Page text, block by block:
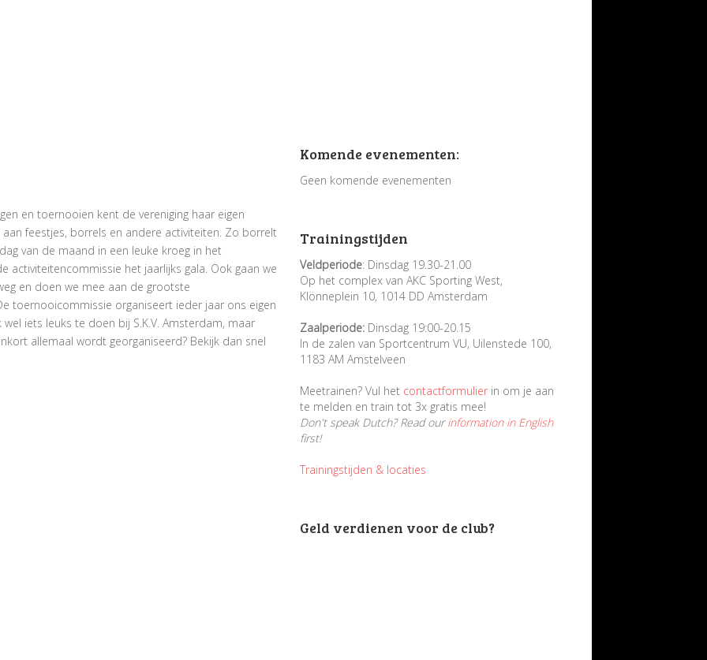
en toernooien kent de vereniging haar eigen
feestjes, borrels en andere activiteiten. Zo borrelt
van de maand in een leuke kroeg in het
activiteitencommissie het jaarlijks gala. Ook gaan we
en doen we mee aan de grootste
toernooicommissie organiseert ieder jaar ons eigen
iets leuks te doen bij S.K.V. Amsterdam, maar
allemaal wordt georganiseerd? Bekijk dan snel
Komende evenementen:
Geen komende evenementen
Trainingstijden
Veldperiode: Dinsdag 19.30-21.00
Op het complex van AKC Sporting West,
Klönneplein 10, 1014 DD Amsterdam
Zaalperiode: Dinsdag 19:00-20.15
In de zalen van Sportcentrum VU, Uilenstede 100,
1183 AM Amstelveen
Meetrainen? Vul het contactformulier in om je aan
te melden en train tot 3x gratis mee!
Don't speak Dutch? Read ourinformation in English
first!
Trainingstijden & locaties
Geld verdienen voor de club?